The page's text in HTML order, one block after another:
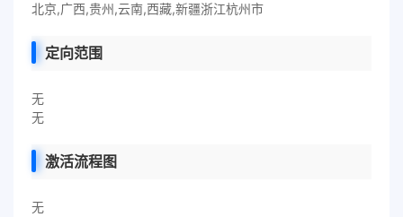
北京,广西,贵州,云南,西藏,新疆浙江杭州市
定向范围
无
无
激活流程图
无